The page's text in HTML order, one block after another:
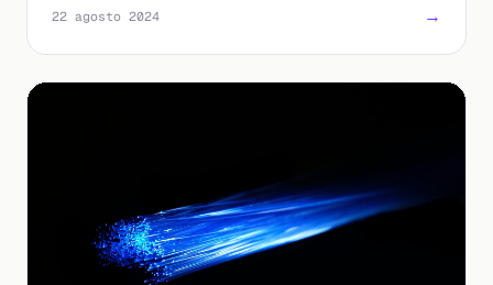
22 agosto 2024 →